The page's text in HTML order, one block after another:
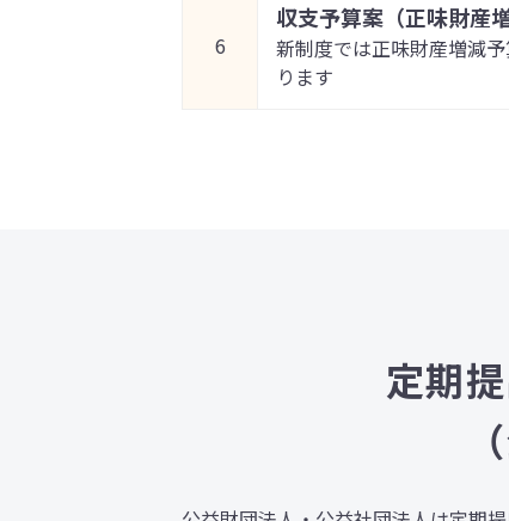
6
収支予算案（正味財産
新制度では正味財産増減
ります
定期